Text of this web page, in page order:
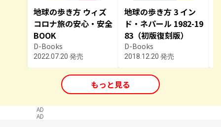
地球の歩き方 ウィズ
コロナ旅の安心・安全
BOOK
D-Books
2022.07.20 発売
地球の歩き方 3 イン
ド・ネパール 1982-19
83（初版復刻版）
D-Books
2018.12.20 発売
もっと見る
AD
AD